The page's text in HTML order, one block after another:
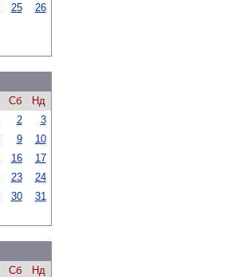
25
26
Сб
Нд
2
3
9
10
16
17
23
24
30 31
Сб
Нд